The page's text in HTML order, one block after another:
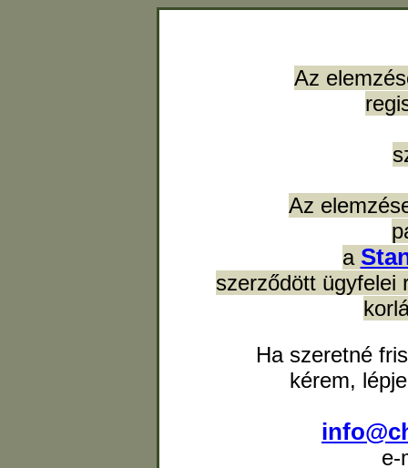
Az
Az
a
szerződött ügyfelei
Ha szeretné
kérem,
e-